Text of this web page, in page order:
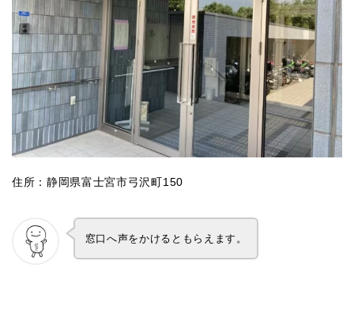
住所：静岡県富士宮市弓沢町150
窓口へ声をかけるともらえます。